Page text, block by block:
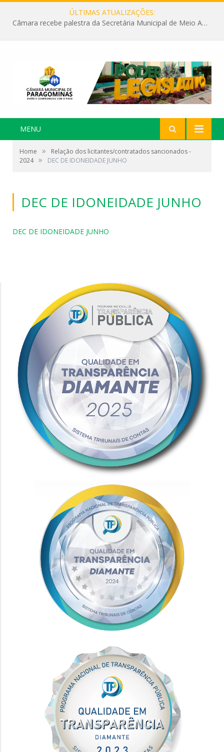
ÚLTIMAS ATUALIZAÇÕES:
Câmara recebe palestra da Secretária Municipal de Meio Ambiente sobre as ações da “SEMANA DO MEIO AMBIENTE”
MENU
Home »
Relação dos licitantes/contratados sancionados -
2024 » DEC DE IDONEIDADE JUNHO
DEC DE IDONEIDADE JUNHO
DEC DE IDONEIDADE JUNHO